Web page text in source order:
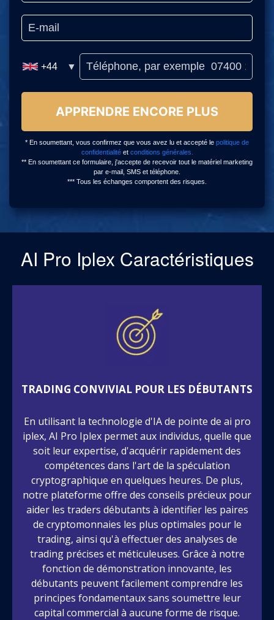
AI Pro Iplex Caractéristiques
TRADING CONVIVIAL POUR LES DÉBUTANTS
En utilisant la technologie d'IA de pointe de ai pro
iplex, AI Pro Iplex permet aux individus, quelle que
soit leur expertise, d'acquérir rapidement des
compétences dans l'art de la spéculation
cryptographique en quelques heures. De plus,
notre plateforme offre des conseils précieux pour
aider les traders débutants à identifier les paires
de cryptomonnaies les plus optimales pour le
trading, ainsi qu'à effectuer des analyses de
trading précises et méticuleuses. Grâce à notre
fonction de démonstration innovante, les
débutants peuvent facilement comprendre les
principes fondamentaux sans soumettre leur
capital commercial à aucune forme de risque.